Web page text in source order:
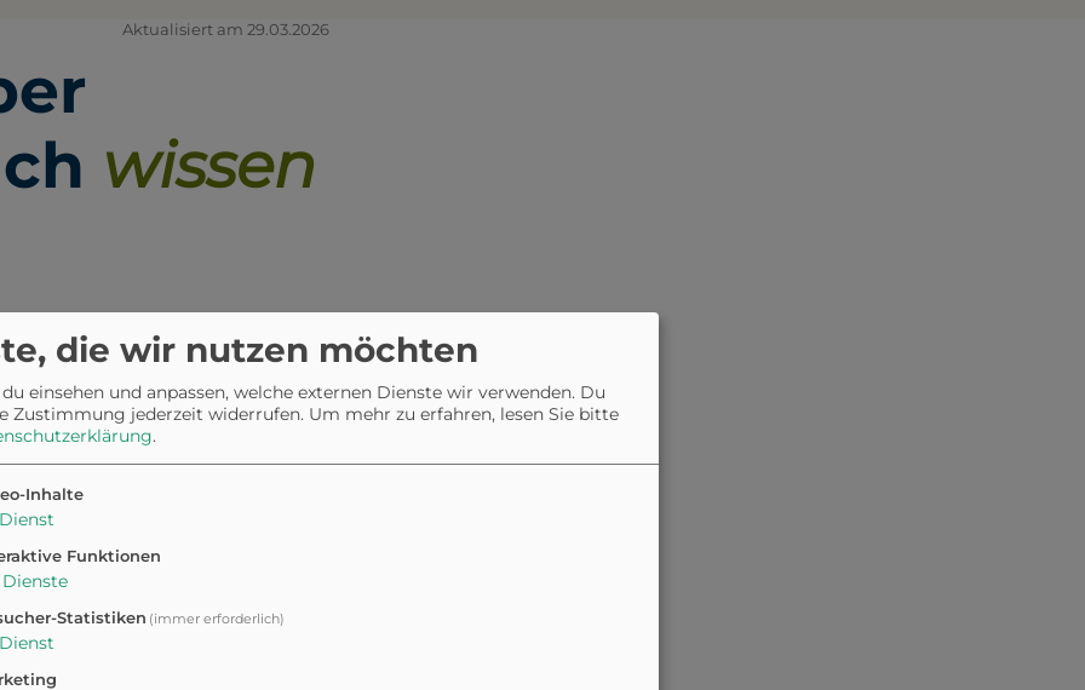
Aktualisiert am 29.03.2026
wissen
miteinander
du zahlreiche Angebote
70 Einzelgeräten, einen
und
Spielbereich, und
sorgen für
deinen Hund an der
zu entsorgen, damit der
Der Eintritt ist frei, und
die wir nutzen möchten
einsehen und anpassen, welche externen Dienste wir verwenden. Du
Zustimmung jederzeit widerrufen. Um mehr zu erfahren, lesen Sie bitte
.
Inhalte
Dienst
Funktionen
Dienste
Statistiken (immer erforderlich)
Dienst